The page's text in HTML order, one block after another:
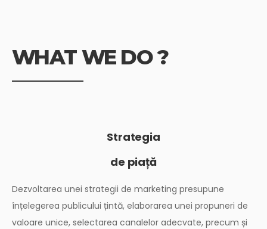
WHATWE DO ?
Strategia
de piață
Dezvoltarea unei strategii de marketing presupune
înțelegerea publicului țintă, elaborarea unei propuneri de
valoare unice, selectarea canalelor adecvate, precum și